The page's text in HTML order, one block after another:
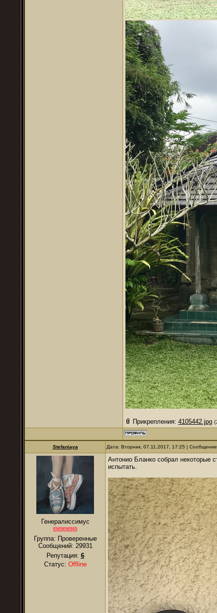
Прикрепления: 4105442.jpg
Stefaniaya Дата: Вторник, 07.11.2017, 17:25 |
Генералиссимус
Группа: Проверенные
Сообщений: 29931
Репутация: 6
Статус: Offline
Антонио Бланко собрал некоторые
испытать.